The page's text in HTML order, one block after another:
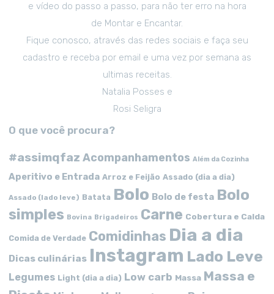
e vídeo do passo a passo, para não ter erro na hora
de Montar e Encantar.
Fique conosco, através das redes sociais e faça seu
cadastro e receba por email e uma vez por semana as
ultimas receitas.
Natalia Posses e
Rosi Seligra
O que você procura?
#assimqfaz Acompanhamentos Além da Cozinha
Aperitivo e Entrada Arroz e Feijão Assado (dia a dia)
Assado (lado leve) Batata Bolo Bolo de festa Bolo
simples Bovina Brigadeiros Carne Cobertura e Calda
Comida de Verdade Comidinhas Dia a dia
Dicas culinárias Instagram Lado Leve
Legumes Light (dia a dia) Low carb Massa Massa e